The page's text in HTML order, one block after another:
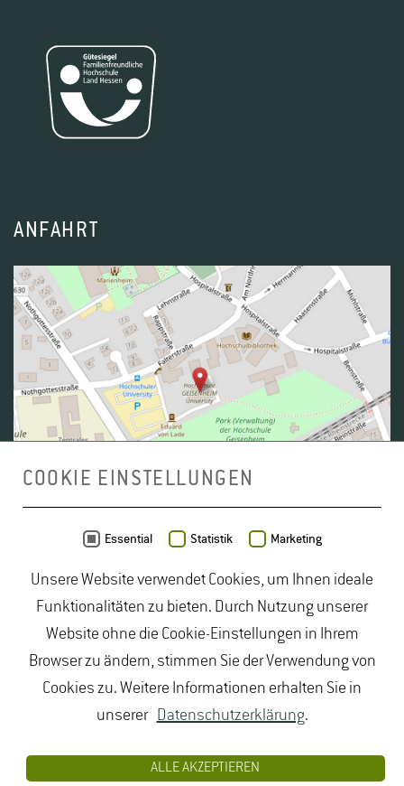
ANFAHRT
OpenStreetMap- Veröffentlicht unterODbL
duales Studium Gartenbau| Gartenbau Studium|
Lebensmittelrecht Studium|Lebensmittelsicherheit
Studium| Naturschutz Studium|Oenologie
Studium| Studiengang Logistik|Studiengänge
Lebensmittel |Studiengänge Natur| Studiengänge
Studium Landschaftsarchitektur
COOKIE EINSTELLUNGEN
Essential Statistik Marketing
Unsere Website verwendet Cookies, um Ihnen ideale
Funktionalitäten zu bieten. Durch Nutzung unserer
Website ohne die Cookie-Einstellungen in Ihrem
Browser zu ändern, stimmen Sie der Verwendung von
Cookies zu. Weitere Informationen erhalten Sie in
unserer Datenschutzerklärung.
ALLE AKZEPTIEREN